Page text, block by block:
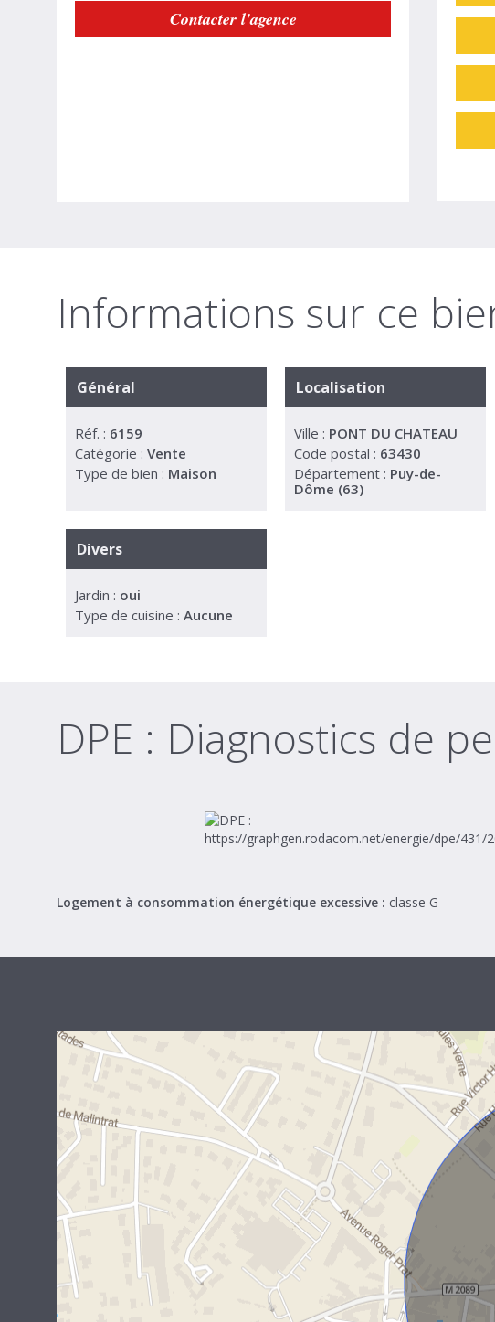
Contacter l'agence
Informations sur ce
Général
Réf. : 6159
Catégorie : Vente
Type de bien : Maison
Localisation
Ville : PONT DU CHATEAU
Code postal : 63430
Département : Puy-de-
Dôme (63)
Divers
Jardin : oui
Type de cuisine : Aucune
DPE : Diagnostics de
Logement à consommation énergétique excessive : classe G